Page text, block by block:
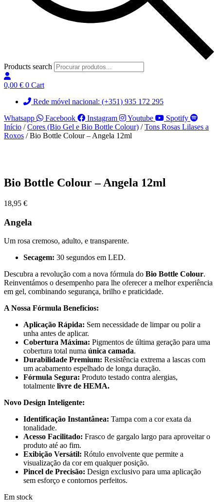
Products search
0,00 € 0 Cart
Rede móvel nacional: (+351) 935 172 295
Whatsapp
Facebook Instagram Youtube
Spotify
Início /Cores (Bio Gel e Bio Bottle Colour) /Tons Rosas Lilases a
Roxos / Bio Bottle Colour – Angela 12ml
Bio Bottle Colour – Angela 12ml
18,95 €
Angela
Um rosa cremoso, adulto, e transparente.
Secagem: 30 segundos em LED.
Descubra a revolução com a nova fórmula do Bio Bottle Colour.
Reinventámos o desempenho para lhe oferecer a melhor experiência
em gel, combinando segurança, brilho e praticidade.
A Nossa Fórmula Benefícios:
Aplicação Rápida: Sem necessidade de limpar ou polir a
unha antes de aplicar.
Cobertura Máxima: Pigmentos de última geração para uma
cobertura total numa única camada.
Durabilidade Premium: Resistência extrema a lascas com
um acabamento espelhado de longa duração.
Fórmula Segura: Produto testado contra alergias,
totalmente livre de HEMA.
Novo Design Inteligente:
Identificação Instantânea: Tampa com a cor exata da
tonalidade.
Acesso Facilitado: Frasco de gargalo largo para aproveitar o
produto até ao fim.
Exibição Versátil: Rótulo envolvente que permite a
visualização da cor em qualquer posição.
Pincel de Precisão: Design exclusivo para uma aplicação
sem esforço e contornos perfeitos.
Em stock